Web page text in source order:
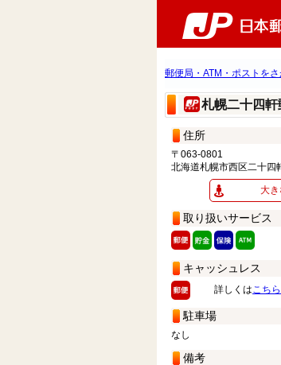
郵便局・ATM・ポストを
札幌二十四軒
住所
〒063-0801
北海道札幌市西区二十四
大
取り扱いサービス
キャッシュレス
詳しくはこちら
駐車場
なし
備考